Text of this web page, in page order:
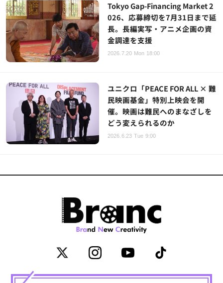
Tokyo Gap-Financing Market 2
026、応募締切を7月31日まで延
長。長編実写・アニメ企画の資
金調達を支援
2026.7.20 Mon 18:00
ユニクロ「PEACE FOR ALL × 難
民映画基金」特別上映会を開
催。映画は難民へのまなざしを
どう変えられるのか
2026.6.23 Tue 9:00